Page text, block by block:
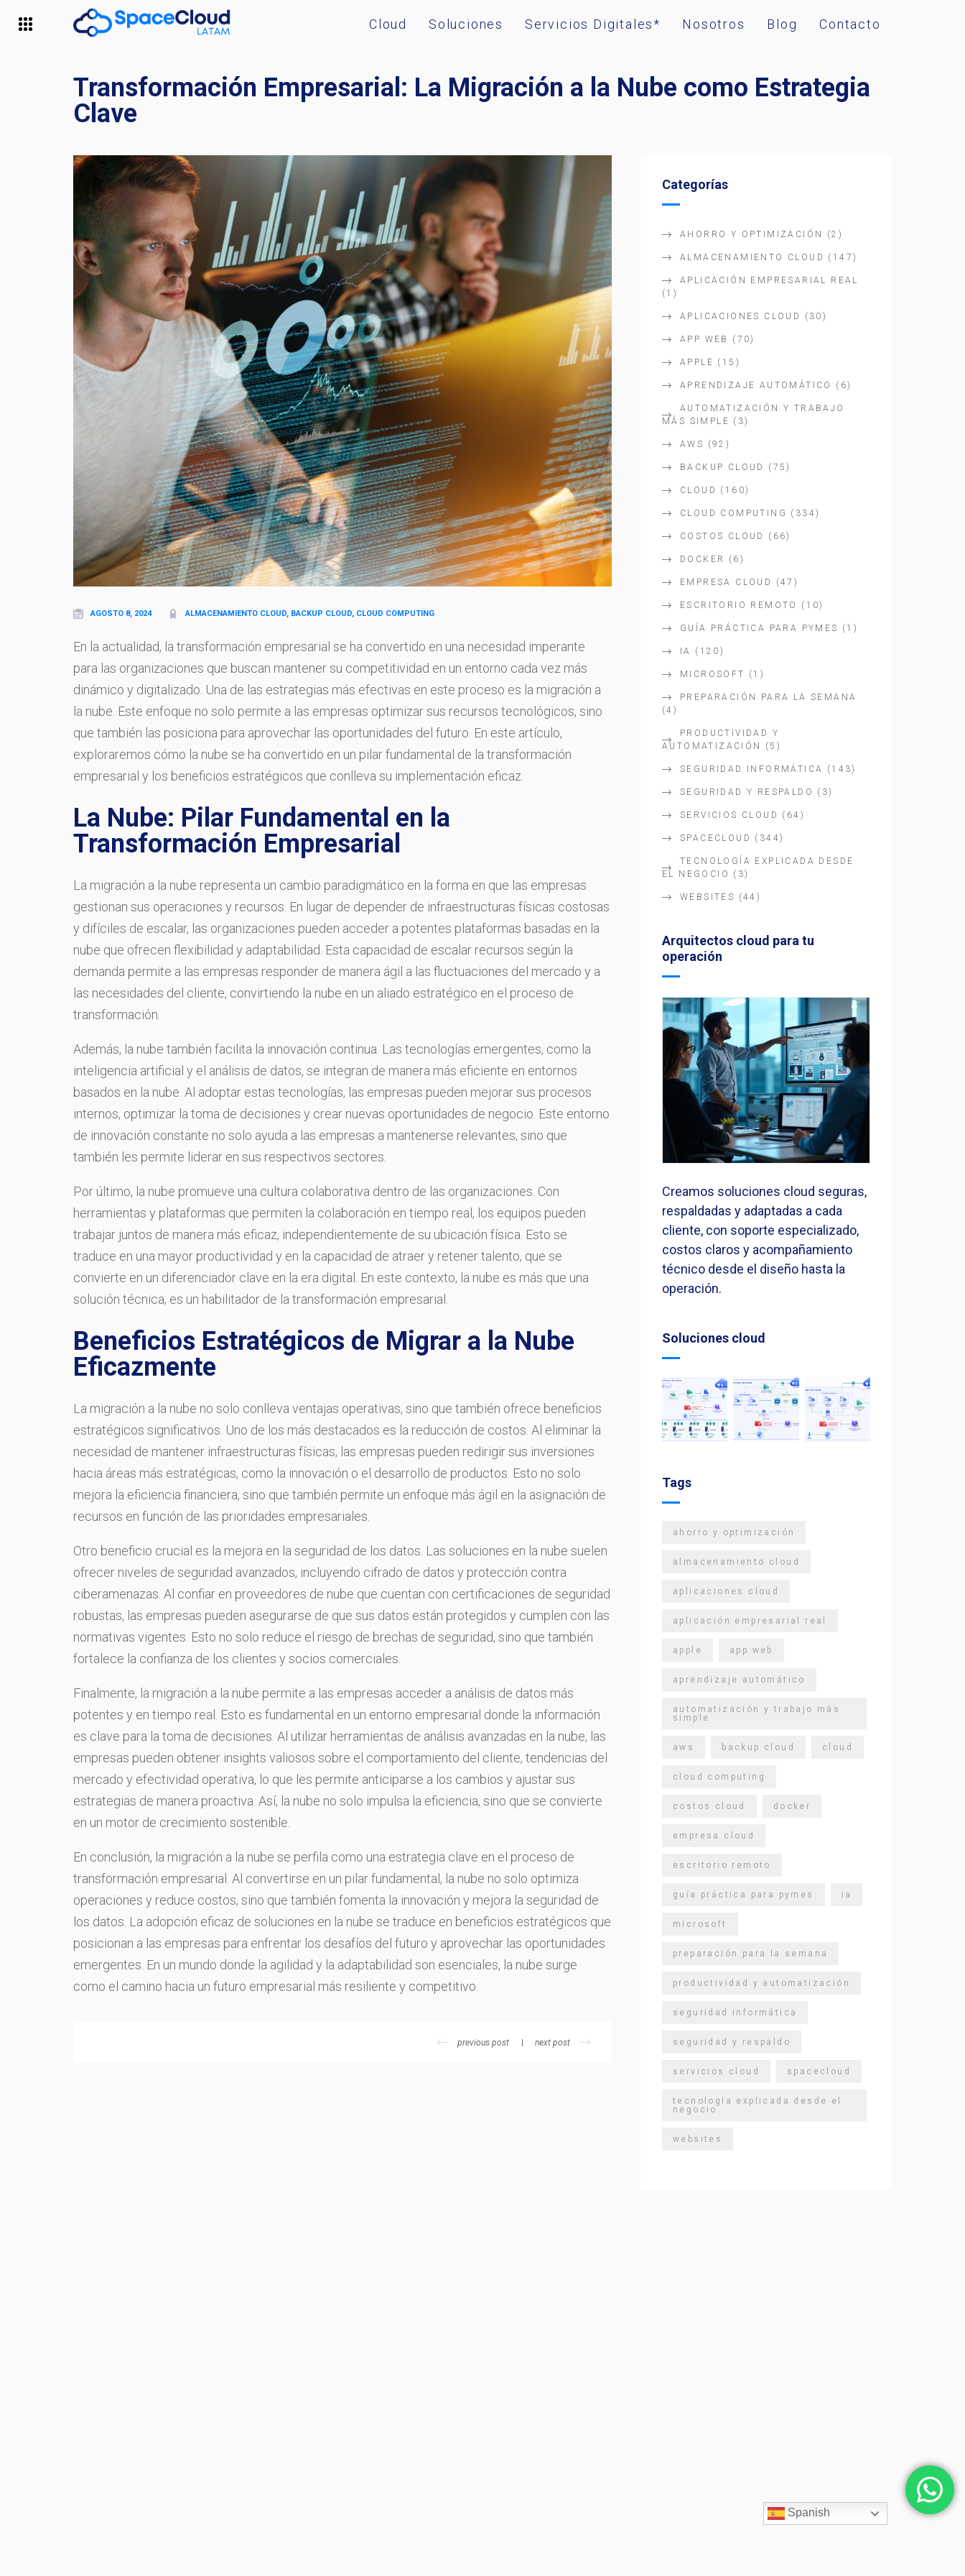
Cloud Soluciones Servicios Digitales* Nosotros Blog Contacto
Transformación Empresarial: La Migración a la Nube como Estrategia
Clave
AGOSTO 8, 2024 ALMACENAMIENTO CLOUD, BACKUP CLOUD, CLOUD COMPUTING
En la actualidad, la transformación empresarial se ha convertido en una necesidad imperante
para las organizaciones que buscan mantener su competitividad en un entorno cada vez más
dinámico y digitalizado. Una de las estrategias más efectivas en este proceso es la migración a
la nube. Este enfoque no solo permite a las empresas optimizar sus recursos tecnológicos, sino
que también las posiciona para aprovechar las oportunidades del futuro. En este artículo,
exploraremos cómo la nube se ha convertido en un pilar fundamental de la transformación
empresarial y los beneficios estratégicos que conlleva su implementación eficaz.
La Nube: Pilar Fundamental en la
Transformación Empresarial
La migración a la nube representa un cambio paradigmático en la forma en que las empresas
gestionan sus operaciones y recursos. En lugar de depender de infraestructuras físicas costosas
y difíciles de escalar, las organizaciones pueden acceder a potentes plataformas basadas en la
nube que ofrecen flexibilidad y adaptabilidad. Esta capacidad de escalar recursos según la
demanda permite a las empresas responder de manera ágil a las fluctuaciones del mercado y a
las necesidades del cliente, convirtiendo la nube en un aliado estratégico en el proceso de
transformación.
Además, la nube también facilita la innovación continua. Las tecnologías emergentes, como la
inteligencia artificial y el análisis de datos, se integran de manera más eficiente en entornos
basados en la nube. Al adoptar estas tecnologías, las empresas pueden mejorar sus procesos
internos, optimizar la toma de decisiones y crear nuevas oportunidades de negocio. Este entorno
de innovación constante no solo ayuda a las empresas a mantenerse relevantes, sino que
también les permite liderar en sus respectivos sectores.
Por último, la nube promueve una cultura colaborativa dentro de las organizaciones. Con
herramientas y plataformas que permiten la colaboración en tiempo real, los equipos pueden
trabajar juntos de manera más eficaz, independientemente de su ubicación física. Esto se
traduce en una mayor productividad y en la capacidad de atraer y retener talento, que se
convierte en un diferenciador clave en la era digital. En este contexto, la nube es más que una
solución técnica; es un habilitador de la transformación empresarial.
Beneficios Estratégicos de Migrar a la Nube
Eficazmente
La migración a la nube no solo conlleva ventajas operativas, sino que también ofrece beneficios
estratégicos significativos. Uno de los más destacados es la reducción de costos. Al eliminar la
necesidad de mantener infraestructuras físicas, las empresas pueden redirigir sus inversiones
hacia áreas más estratégicas, como la innovación o el desarrollo de productos. Esto no solo
mejora la eficiencia financiera, sino que también permite un enfoque más ágil en la asignación de
recursos en función de las prioridades empresariales.
Otro beneficio crucial es la mejora en la seguridad de los datos. Las soluciones en la nube suelen
ofrecer niveles de seguridad avanzados, incluyendo cifrado de datos y protección contra
ciberamenazas. Al confiar en proveedores de nube que cuentan con certificaciones de seguridad
robustas, las empresas pueden asegurarse de que sus datos están protegidos y cumplen con las
normativas vigentes. Esto no solo reduce el riesgo de brechas de seguridad, sino que también
fortalece la confianza de los clientes y socios comerciales.
Finalmente, la migración a la nube permite a las empresas acceder a análisis de datos más
potentes y en tiempo real. Esto es fundamental en un entorno empresarial donde la información
es clave para la toma de decisiones. Al utilizar herramientas de análisis avanzadas en la nube, las
empresas pueden obtener insights valiosos sobre el comportamiento del cliente, tendencias del
mercado y efectividad operativa, lo que les permite anticiparse a los cambios y ajustar sus
estrategias de manera proactiva. Así, la nube no solo impulsa la eficiencia, sino que se convierte
en un motor de crecimiento sostenible.
En conclusión, la migración a la nube se perfila como una estrategia clave en el proceso de
transformación empresarial. Al convertirse en un pilar fundamental, la nube no solo optimiza
operaciones y reduce costos, sino que también fomenta la innovación y mejora la seguridad de
los datos. La adopción eficaz de soluciones en la nube se traduce en beneficios estratégicos que
posicionan a las empresas para enfrentar los desafíos del futuro y aprovechar las oportunidades
emergentes. En un mundo donde la agilidad y la adaptabilidad son esenciales, la nube surge
como el camino hacia un futuro empresarial más resiliente y competitivo.
previous post next post
Categorías
AHORRO Y OPTIMIZACIÓN (2)
ALMACENAMIENTO CLOUD (147)
APLICACIÓN EMPRESARIAL REAL
(1)
APLICACIONES CLOUD (30)
APP WEB (70)
APPLE (15)
APRENDIZAJE AUTOMÁTICO (6)
AUTOMATIZACIÓN Y TRABAJO
MÁS SIMPLE (3)
AWS (92)
BACKUP CLOUD (75)
CLOUD (160)
CLOUD COMPUTING (334)
COSTOS CLOUD (66)
DOCKER (6)
EMPRESA CLOUD (47)
ESCRITORIO REMOTO (10)
GUÍA PRÁCTICA PARA PYMES (1)
IA (120)
MICROSOFT (1)
PREPARACIÓN PARA LA SEMANA
(4)
PRODUCTIVIDAD Y
AUTOMATIZACIÓN
(5)
SEGURIDAD INFORMÁTICA (143)
SEGURIDAD Y RESPALDO (3)
SERVICIOS CLOUD (64)
SPACECLOUD (344)
TECNOLOGÍA EXPLICADA DESDE
EL NEGOCIO
(3)
WEBSITES (44)
Arquitectos cloud para tu
operación
Creamos soluciones cloud seguras,
respaldadas y adaptadas a cada
cliente, con soporte especializado,
costos claros y acompañamiento
técnico desde el diseño hasta la
operación.
Soluciones cloud
Tags
ahorro y optimización
almacenamiento cloud
aplicaciones cloud
aplicación empresarial real
apple app web
aprendizaje automático
automatización y trabajo más
simple
aws backup cloud cloud
cloud computing
costos cloud docker
empresa cloud
escritorio remoto
guía práctica para pymes ia
microsoft
preparación para la semana
productividad y automatización
seguridad informática
seguridad y respaldo
servicios cloud spacecloud
tecnología explicada desde el
negocio
websites
Spanish